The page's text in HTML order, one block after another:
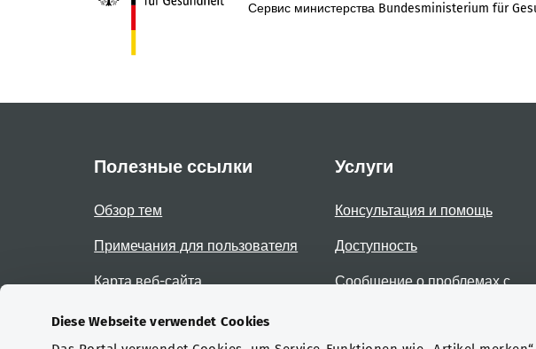
Diese Webseite verwendet Cookies
Сервис министерства Bundesministerium für
Полезные ссылки
Обзор тем
Примечания для пользователя
Карта веб-сайта
Услуги
Консультация и помощь
Доступность
Сообщение о проблемах с